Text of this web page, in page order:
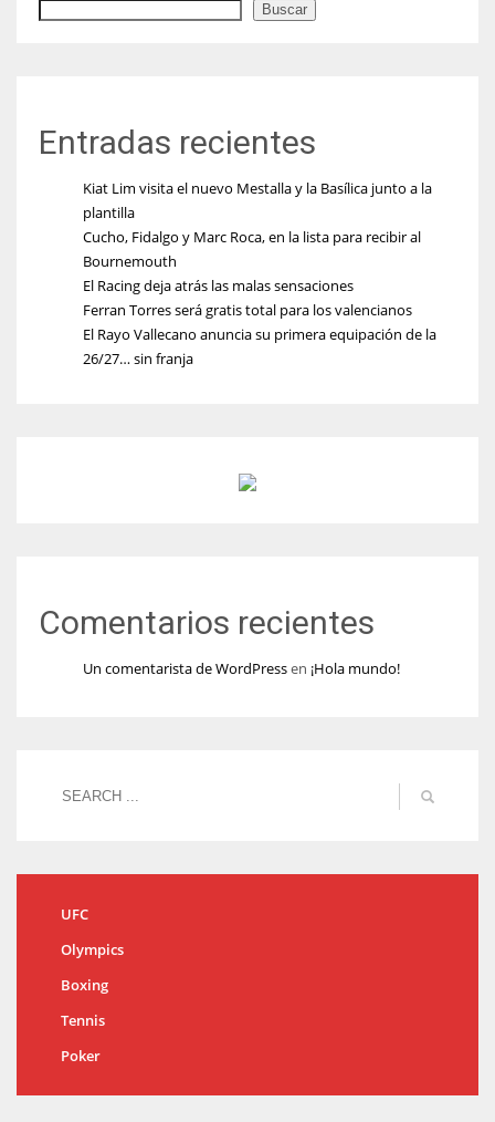
Buscar
Entradas recientes
Kiat Lim visita el nuevo Mestalla y la Basílica junto a la
plantilla
Cucho, Fidalgo y Marc Roca, en la lista para recibir al
Bournemouth
El Racing deja atrás las malas sensaciones
Ferran Torres será gratis total para los valencianos
El Rayo Vallecano anuncia su primera equipación de la
26/27… sin franja
Comentarios recientes
Un comentarista de WordPressen ¡Hola mundo!
UFC
Olympics
Boxing
Tennis
Poker